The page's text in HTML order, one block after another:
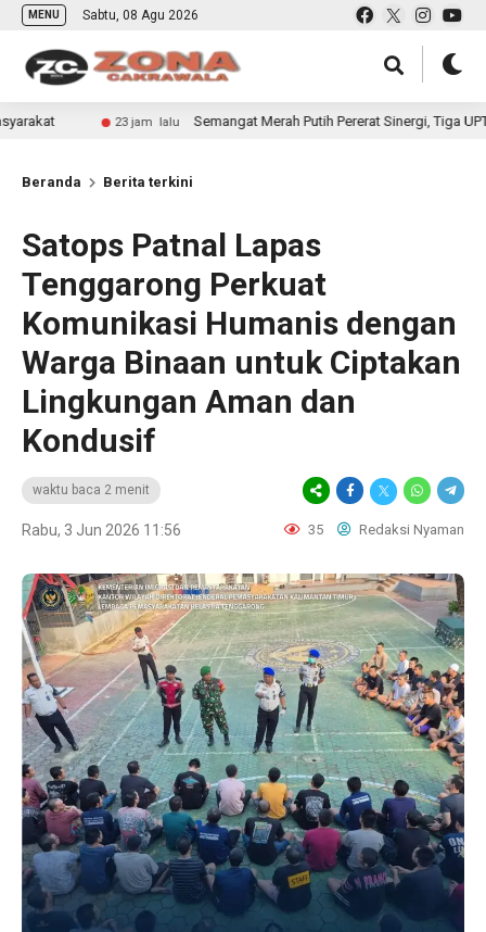
MENU Sabtu, 08 Agu 2026
23 jam lalu Semangat Merah Putih Pererat Sinergi, Tiga UPT
Beranda Berita terkini
Satops Patnal Lapas
Tenggarong Perkuat
Komunikasi Humanis dengan
Warga Binaan untuk Ciptakan
Lingkungan Aman dan
Kondusif
waktu baca 2 menit
Rabu, 3 Jun 2026 11:56 35 Redaksi Nyaman